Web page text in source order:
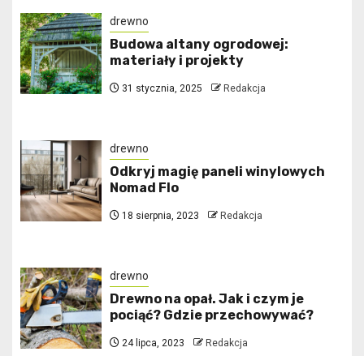
drewno
Budowa altany ogrodowej:
materiały i projekty
31 stycznia, 2025 Redakcja
drewno
Odkryj magię paneli winylowych
Nomad Flo
18 sierpnia, 2023 Redakcja
drewno
Drewno na opał. Jak i czym je
pociąć? Gdzie przechowywać?
24 lipca, 2023 Redakcja